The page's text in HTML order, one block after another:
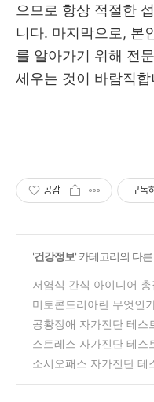
으므로 항상 적절한
니다. 마지막으로, 본
를 알아가기 위해 전
세우는 것이 바람직합
공감 구독
'건강정보' 카테고리의 다
저염식 간식 아이디어
있다!
(1)
미토콘드리아란 무엇인
장의 모든 것
(1)
공황장애 자가진단 테스
I 까지 대처 전략 총정리
스트레스 자가진단 테스
까지 총정리
(1)
소시오패스 자가진단 테